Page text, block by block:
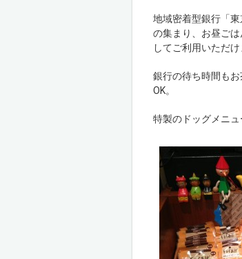
地域密着型銀行「
の集まり、お昼ご
してご利用いただけ
銀行の待ち時間も
OK。
特製のドッグメニュ